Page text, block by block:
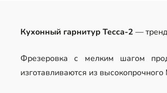
Кухонный гарнитур Тесса-2 —
Фрезеровка с мелким шагом
изготавливаются из